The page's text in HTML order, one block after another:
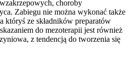
choroby
Zabiegu nie można wykonać także
któryś ze składników preparatów
do mezoterapii jest również
z tendencją do tworzenia się